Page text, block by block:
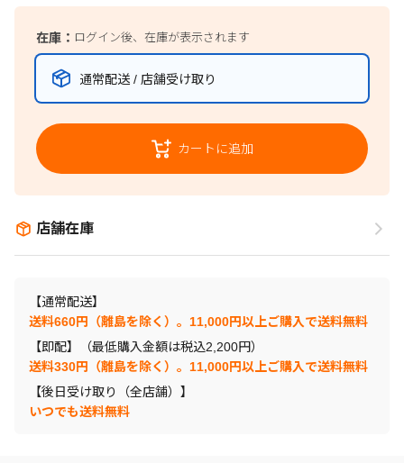
在庫： ログイン後、在庫が表示されます
通常配送 / 店舗受け取り
カートに追加
店舗在庫
【通常配送】
送料660円（離島を除く）。11,000円以上ご購入で送料無料
【即配】（最低購入金額は税込2,200円）
送料330円（離島を除く）。11,000円以上ご購入で送料無料
【後日受け取り（全店舗）】
いつでも送料無料